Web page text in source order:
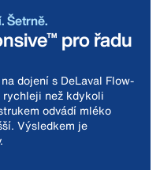
Šetrně.
pro řadu
dojení s DeLaval Flow-
než kdykoli
odvádí mléko
Výsledkem je